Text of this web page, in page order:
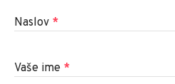
Naslov *
Vaše ime *